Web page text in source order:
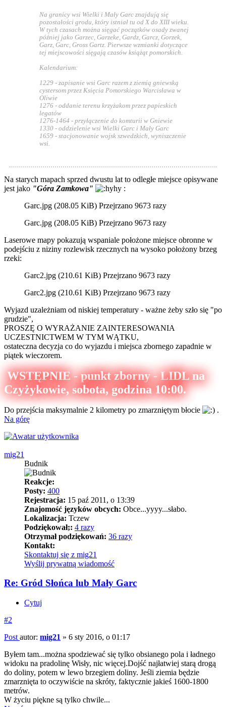
Na granicy wsi Wielki i Mały Garc znajdują się
pozostałości grodu, który istniał tu od X do XIII wieku.
W tych czasach można sięgać początków osady zwanej
później jako Garzec, Garzeke, Gardz, Garcz, Gorzek,
Garz, Garc, Gross Gartz. Pierwsze wzmianki dotyczące
tej miejscowości sięgają czasów książąt pomorskich.
Kalendarium:
1229 - zapisanie wsi Garc razem z ziemią gniewską
cystersom przez Księcia Pomorskiego Warcisława w
Oliwie
1276 - oddanie terenu krzyżakom przez papieskich
legatów
1276-1464 - przyłączenie do komturii w Gniewie
1330 - oddzielenie wsi Wielki Garc i Mały Garc
1659 - stacjonowanie wojsk szwedzkich, wyniszczenie
wsi.
Na starych mapach sprzed dwustu lat to odległe miejsce opisywane
jest jako "Góra Zamkowa"
:
Garc.jpg (208.05 KiB) Przejrzano 9673 razy
Garc.jpg (208.05 KiB) Przejrzano 9673 razy
Laserowe mapy pokazują wspaniale położone miejsce obronne w
podejściu z niziny rozlewisk rzecznych na wysoko położony brzeg
rzeki:
Garc2.jpg (210.61 KiB) Przejrzano 9673 razy
Garc2.jpg (210.61 KiB) Przejrzano 9673 razy
Wyjazd uzależniam od niskiej temperatury - ważne żeby szło się "po
grudzie",
PROSZĘ O WYRAŻANIE ZAINTERESOWANIA
UCZESTNICTWEM W TYM WĄTKU,
ostateczna decyzja co do wyjazdu i miejsca zbornego zapadnie w
piątek wieczorem.
WSTĘPNIE - punkt zborny - LIDL na
Czyżykowie, sobota, godzina 10:00.
Do przejścia maksymalnie 2 kilometry po zmarzniętym błocie
.
Na górę
mig21
Budnik
Reakcje:
Posty: 400
Rejestracja: 15 paź 2011, o 13:39
Znajomość języków obcych: Obce...yyyy...słabo.
Lokalizacja: Tczew
Podziękował;: 4 razy
Otrzymał podziękowań: 36 razy
Kontakt:
Skontaktuj się z mig21
Wyślij prywatną wiadomość
Re: Gród Słońca lub Mały Garc
Cytuj
#2
Post autor: mig21 » 6 sty 2016, o 01:17
Byłem tam...można spodziewać się tylko obsianego pola i ładnego
widoku na pradolinę Wisły, nic więcej.Dojść najłatwiej starą drogą
do doliny, potem w lewo brzegiem doliny. Jeśli ziemia będzie
zmarznięta to oczywiście na skróty, faktycznie jakieś 1600-1800
metrów.
W życiu piękne są tylko chwile...